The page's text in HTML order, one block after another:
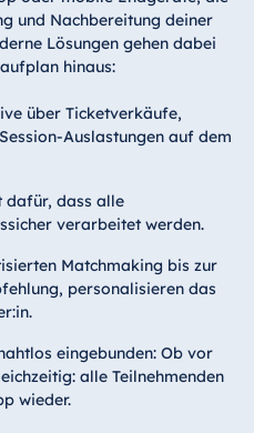
und Nachbereitung deiner
Lösungen gehen dabei
hinaus:
über Ticketverkäufe,
Auslastungen auf dem
dafür, dass alle
verarbeitet werden.
Matchmaking bis zur
personalisieren das
eingebunden: Ob vor
alle Teilnehmenden
wieder.